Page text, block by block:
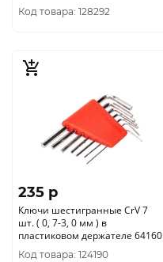
Код товара: 128292
235 p
Ключи шестигранные CrV 7
шт. ( 0, 7-3, 0 мм ) в
пластиковом держателе 64160
Код товара: 124190